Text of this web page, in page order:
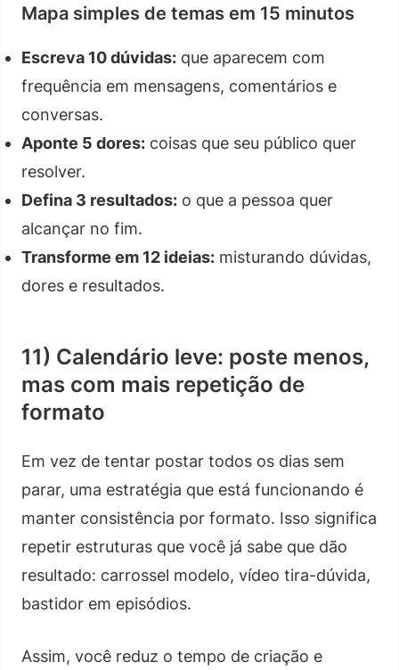
Mapa simples de temas em 15 minutos
Escreva 10 dúvidas: que aparecem com
frequência em mensagens, comentários e
conversas.
Aponte 5 dores: coisas que seu público quer
resolver.
Defina 3 resultados: o que a pessoa quer
alcançar no fim.
Transforme em 12 ideias: misturando dúvidas,
dores e resultados.
11) Calendário leve: poste menos,
mas com mais repetição de
formato
Em vez de tentar postar todos os dias sem
parar, uma estratégia que está funcionando é
manter consistência por formato. Isso significa
repetir estruturas que você já sabe que dão
resultado: carrossel modelo, vídeo tira-dúvida,
bastidor em episódios.
Assim, você reduz o tempo de criação e